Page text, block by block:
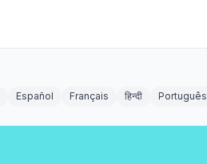
Español Français हिन्दी Português